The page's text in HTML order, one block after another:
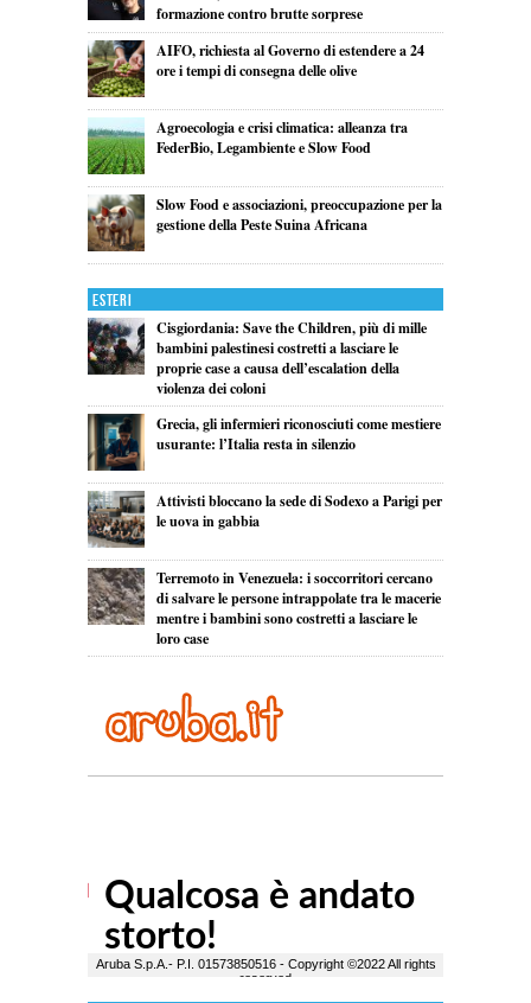
formazione contro brutte sorprese
AIFO, richiesta al Governo di estendere a 24
ore i tempi di consegna delle olive
Agroecologia e crisi climatica: alleanza tra
FederBio, Legambiente e Slow Food
Slow Food e associazioni, preoccupazione per la
gestione della Peste Suina Africana
Esteri
Cisgiordania: Save the Children, più di mille
bambini palestinesi costretti a lasciare le
proprie case a causa dell’escalation della
violenza dei coloni
Grecia, gli infermieri riconosciuti come mestiere
usurante: l’Italia resta in silenzio
Attivisti bloccano la sede di Sodexo a Parigi per
le uova in gabbia
Terremoto in Venezuela: i soccorritori cercano
di salvare le persone intrappolate tra le macerie
mentre i bambini sono costretti a lasciare le
loro case